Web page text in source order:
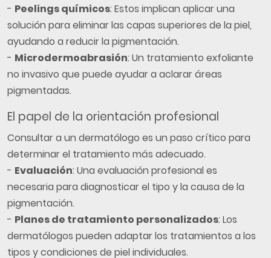
- Peelings químicos: Estos implican aplicar una
solución para eliminar las capas superiores de la piel,
ayudando a reducir la pigmentación.
- Microdermoabrasión: Un tratamiento exfoliante
no invasivo que puede ayudar a aclarar áreas
pigmentadas.
El papel de la orientación profesional
Consultar a un dermatólogo es un paso crítico para
determinar el tratamiento más adecuado.
- Evaluación: Una evaluación profesional es
necesaria para diagnosticar el tipo y la causa de la
pigmentación.
- Planes de tratamiento personalizados: Los
dermatólogos pueden adaptar los tratamientos a los
tipos y condiciones de piel individuales.